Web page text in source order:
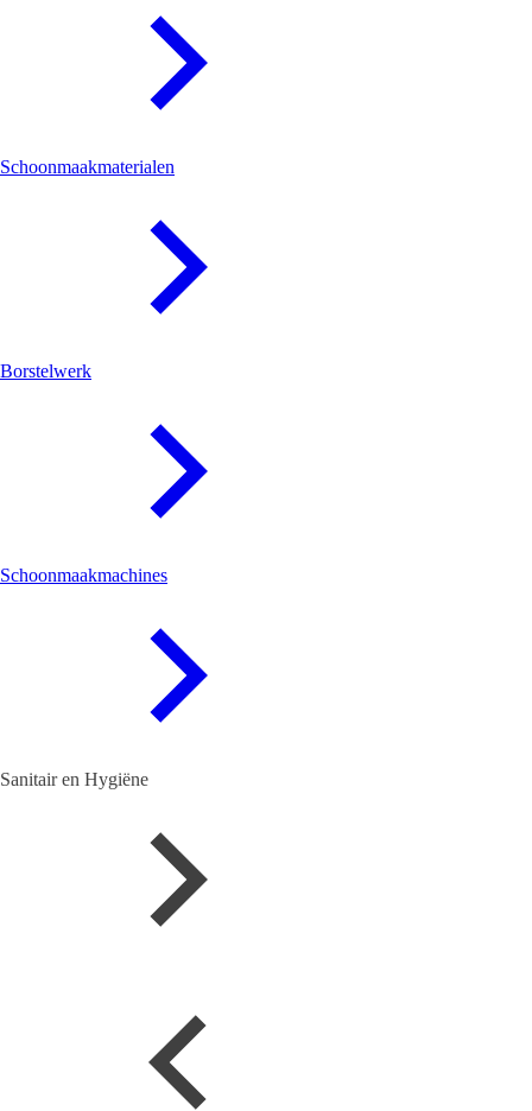
Schoonmaakmaterialen
Borstelwerk
Schoonmaakmachines
Sanitair en Hygiëne